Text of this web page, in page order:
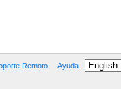
Remoto Ayuda